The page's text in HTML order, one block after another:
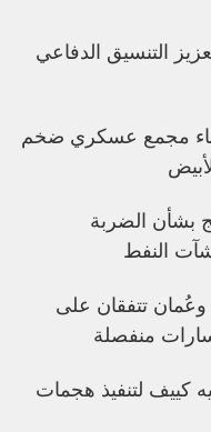
التنسيق الدفاعي
مجمع عسكري ضخم
بشأن الضربة
النفط
تتفقان على
منفصلة
كييف لتنفيذ هجمات